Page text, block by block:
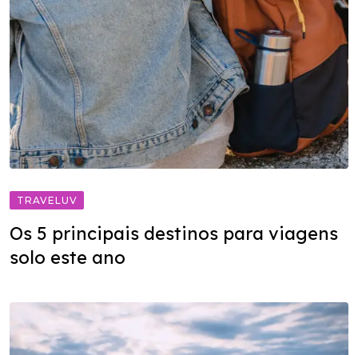
TRAVELUV
Os 5 principais destinos para viagens
solo este ano